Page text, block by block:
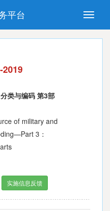
Toggle
平台
推荐性国家标准
(National standards in foreign
2019
类与编码 第3部
of military and
3：
实施信息反馈